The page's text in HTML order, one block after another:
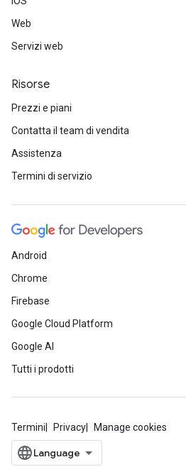
Web
Servizi web
Risorse
Prezzi e piani
Contatta il team di vendita
Assistenza
Termini di servizio
Android
Chrome
Firebase
Google Cloud Platform
Google AI
Tutti i prodotti
Termini Privacy Manage cookies